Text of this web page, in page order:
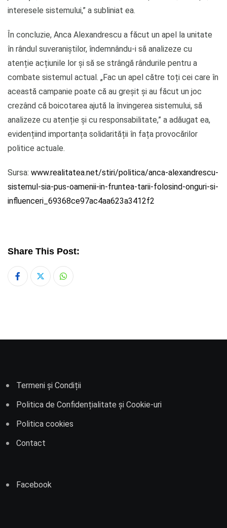
interesele sistemului,” a subliniat ea.
În concluzie, Anca Alexandrescu a făcut un apel la unitate
în rândul suveraniștilor, îndemnându-i să analizeze cu
atenție acțiunile lor și să se strângă rândurile pentru a
combate sistemul actual. „Fac un apel către toți cei care în
această campanie poate că au greșit și au făcut un joc
crezând că boicotarea ajută la învingerea sistemului, să
analizeze cu atenție și cu responsabilitate,” a adăugat ea,
evidențiind importanța solidarității în fața provocărilor
politice actuale.
Sursa: www.realitatea.net/stiri/politica/anca-alexandrescu-
sistemul-sia-pus-oamenii-in-fruntea-tarii-folosind-onguri-si-
influenceri_69368ce97ac4aa623a3412f2
Share This Post:
Whatsapp
Termeni și Condiții
Politica de Confidențialitate și Cookie-uri
Politica cookies
Contact
Facebook